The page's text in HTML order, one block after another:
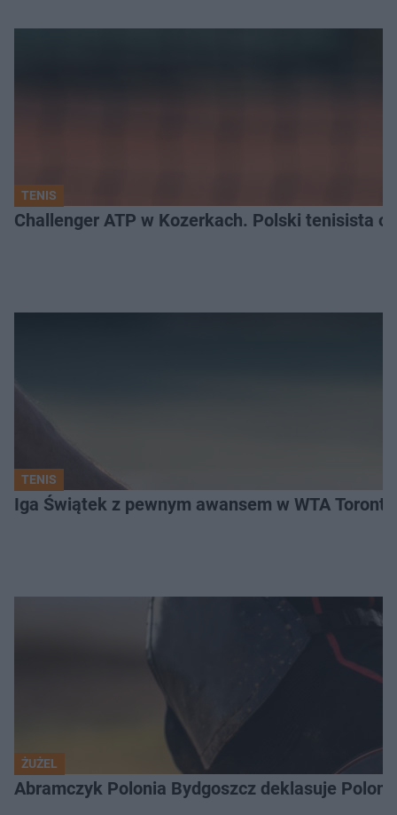
TENIS
Challenger ATP w Kozerkach. Polski tenisista
TENIS
Iga Świątek z pewnym awansem w WTA
ŻUŻEL
Abramczyk Polonia Bydgoszcz deklasuje